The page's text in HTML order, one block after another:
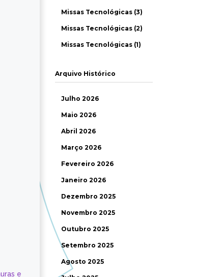
e
Missas Tecnológicas (3)
Missas Tecnológicas (2)
Missas Tecnológicas (1)
Arquivo Histórico
Julho 2026
Maio 2026
Abril 2026
Março 2026
Fevereiro 2026
Janeiro 2026
Dezembro 2025
Novembro 2025
Outubro 2025
Setembro 2025
Agosto 2025